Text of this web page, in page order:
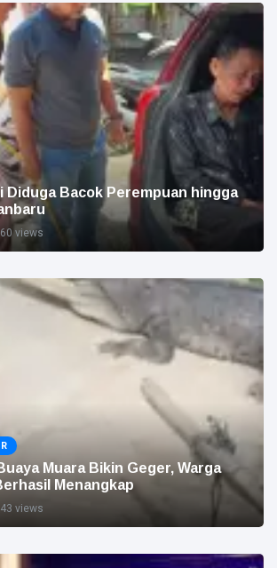
Diduga Bacok Perempuan hingga
60 views
Muara Bikin Geger, Warga
Menangkap
43 views